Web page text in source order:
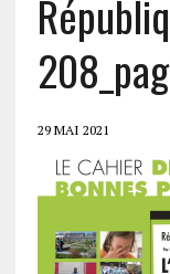
29 MAI 2021